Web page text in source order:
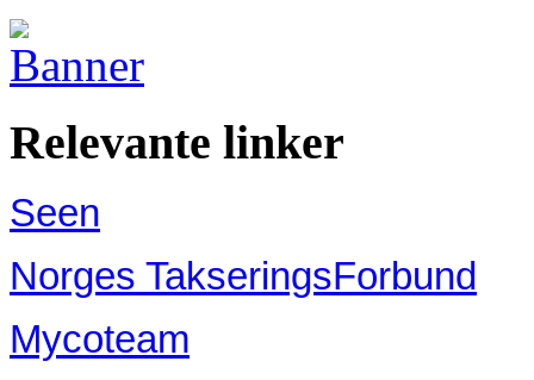
Relevante linker
Seen
Norges TakseringsForbund
Mycoteam